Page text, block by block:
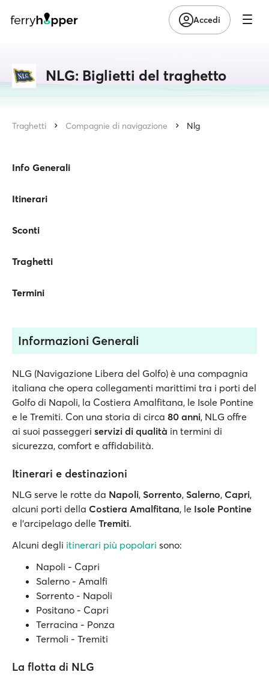
Accedi
NLG: Biglietti del traghetto
Traghetti Compagnie di navigazione Nlg
Info Generali
Itinerari
Sconti
Traghetti
Termini
Informazioni Generali
NLG (Navigazione Libera del Golfo) è una compagnia
italiana che opera collegamenti marittimi tra i porti del
Golfo di Napoli, la Costiera Amalfitana, le Isole Pontine
e le Tremiti. Con una storia di circa 80 anni, NLG offre
ai suoi passeggeri servizi di qualità in termini di
sicurezza, comfort e affidabilità.
Itinerari e destinazioni
NLG serve le rotte da Napoli, Sorrento, Salerno, Capri,
alcuni porti della Costiera Amalfitana, le Isole Pontine
e l'arcipelago delle Tremiti.
Alcuni degli itinerari più popolari sono:
Napoli - Capri
Salerno - Amalfi
Sorrento - Napoli
Positano - Capri
Terracina - Ponza
Termoli - Tremiti
La flotta di NLG